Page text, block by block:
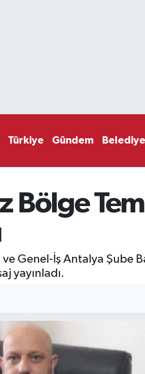
Türkiye Gündem
Bölge
ve Genel-İş Antalya Şube
yayınladı.